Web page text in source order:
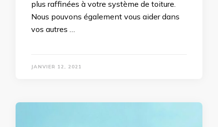
plus raffinées à votre système de toiture.
Nous pouvons également vous aider dans
vos autres …
JANVIER 12, 2021